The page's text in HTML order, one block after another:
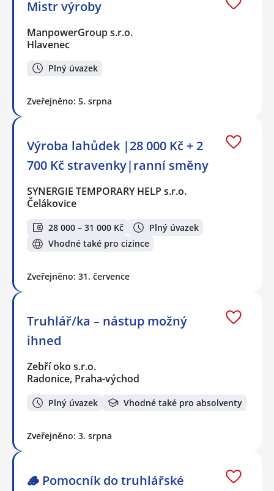
Mistr výroby
ManpowerGroup s.r.o.
Hlavenec
Plný úvazek
Zveřejněno: 5. srpna
Výroba lahůdek |28 000 Kč + 2
700 Kč stravenky|ranní směny
SYNERGIE TEMPORARY HELP s.r.o.
Čelákovice
28 000 – 31 000 Kč
Plný úvazek
Vhodné také pro cizince
Zveřejněno: 31. července
Truhlář/ka – nástup možný
ihned
Zebří oko s.r.o.
Radonice, Praha-východ
Plný úvazek Vhodné také pro absolventy
Zveřejněno: 3. srpna
🪵 Pomocník do truhlářské